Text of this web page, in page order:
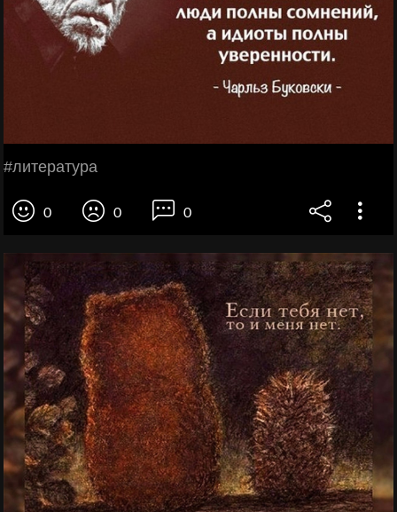
#литература
0 0 0